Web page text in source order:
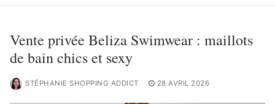
Vente privée Beliza Swimwear : maillots
de bain chics et sexy
STÉPHANIE SHOPPING ADDICT 28 AVRIL 2026